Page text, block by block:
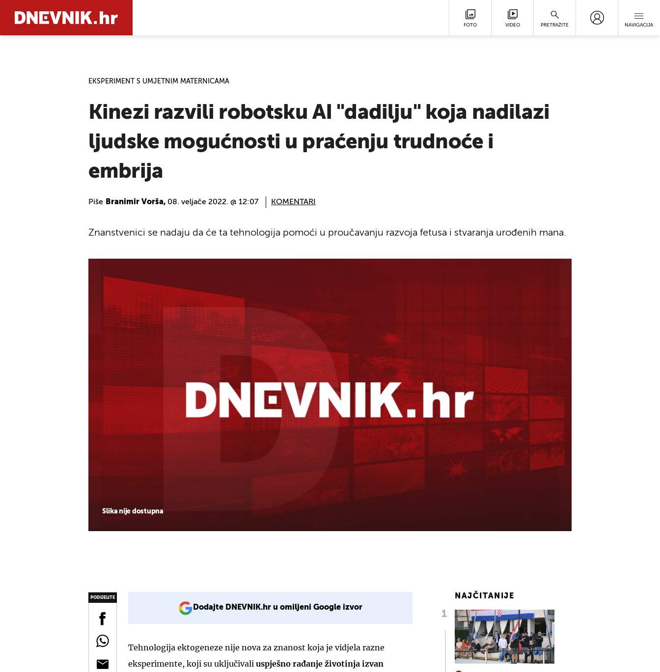
FOTO VIDEO PRETRAŽITE NAVIGACIJA
EKSPERIMENT S UMJETNIM MATERNICAMA
Kinezi razvili robotsku AI "dadilju" koja nadilazi
ljudske mogućnosti u praćenju trudnoće i
embrija
Piše Branimir Vorša, 08. veljače 2022. @ 12:07 KOMENTARI
Slika nije dostupna
Znanstvenici se nadaju da će ta tehnologija pomoći u proučavanju razvoja fetusa i stvaranja urođenih mana.
PODIJELITE
Dodajte DNEVNIK.hr u omiljeni Google izvor
Tehnologija ektogeneze nije nova za znanost koja je vidjela razne
eksperimente, koji su uključivali uspješno rađanje životinja izvan
NAJČITANIJE